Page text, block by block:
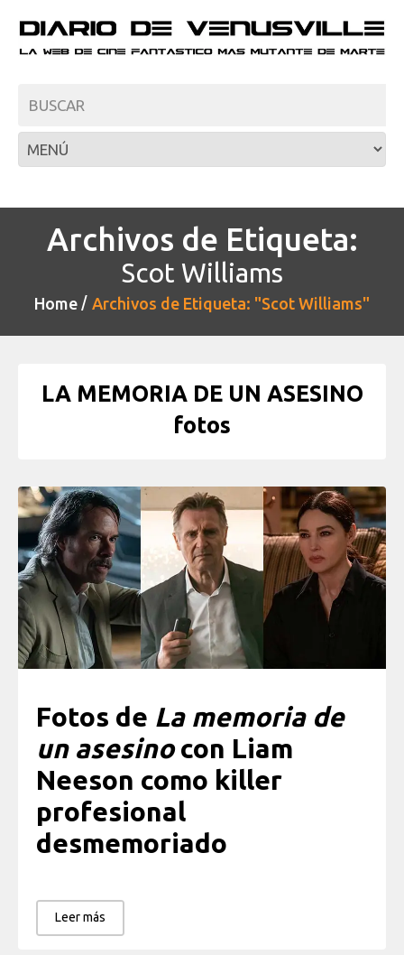
Archivos de Etiqueta:
Scot Williams
Home Archivos de Etiqueta: "Scot Williams"
LA MEMORIA DE UN ASESINO
fotos
Fotos de La memoria de
un asesinocon Liam
Neeson como killer
profesional
desmemoriado
Leer más